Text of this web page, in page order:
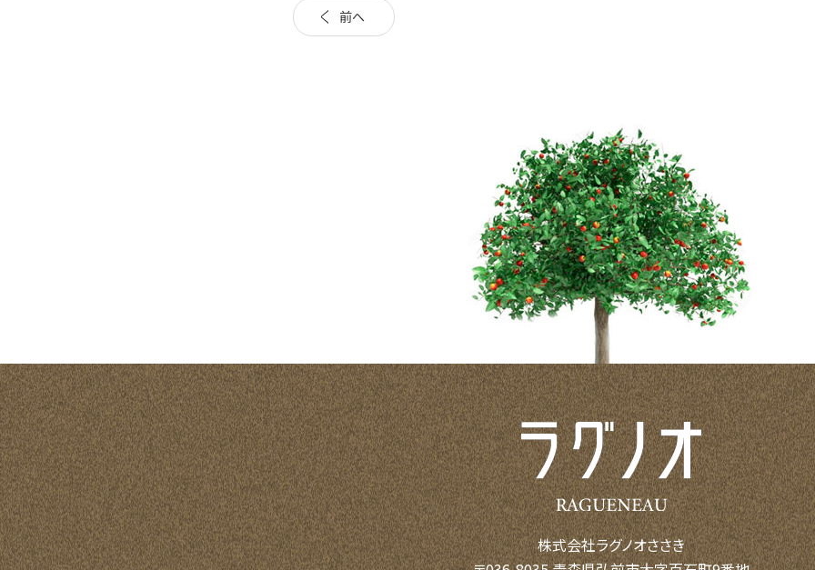
前へ
株式会社ラグノオささき